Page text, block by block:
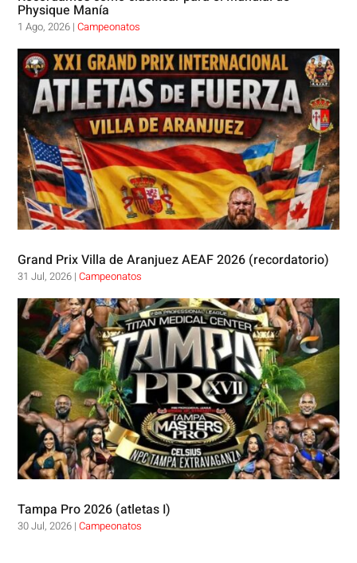
Physique Manía
1 Ago, 2026 |Campeonatos
Grand Prix Villa de Aranjuez AEAF 2026 (recordatorio)
31 Jul, 2026 |Campeonatos
Tampa Pro 2026 (atletas I)
30 Jul, 2026 |Campeonatos